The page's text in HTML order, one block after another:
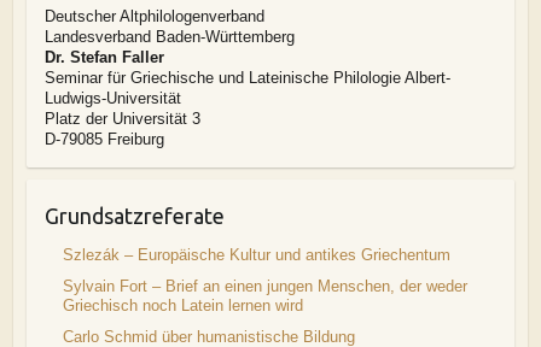
Deutscher Altphilologenverband
Landesverband Baden-Württemberg
Dr. Stefan Faller
Seminar für Griechische und Lateinische Philologie Albert-
Ludwigs-Universität
Platz der Universität 3
D-79085 Freiburg
Grundsatzreferate
Szlezák – Europäische Kultur und antikes Griechentum
Sylvain Fort – Brief an einen jungen Menschen, der weder
Griechisch noch Latein lernen wird
Carlo Schmid über humanistische Bildung